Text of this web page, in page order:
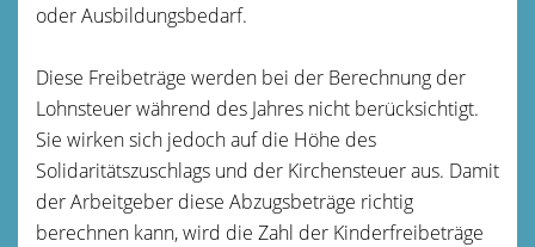
oder Ausbildungsbedarf.
Diese Freibeträge werden bei der Berechnung der
Lohnsteuer während des Jahres nicht berücksichtigt.
Sie wirken sich jedoch auf die Höhe des
Solidaritätszuschlags und der Kirchensteuer aus. Damit
der Arbeitgeber diese Abzugsbeträge richtig
berechnen kann, wird die Zahl der Kinderfreibeträge